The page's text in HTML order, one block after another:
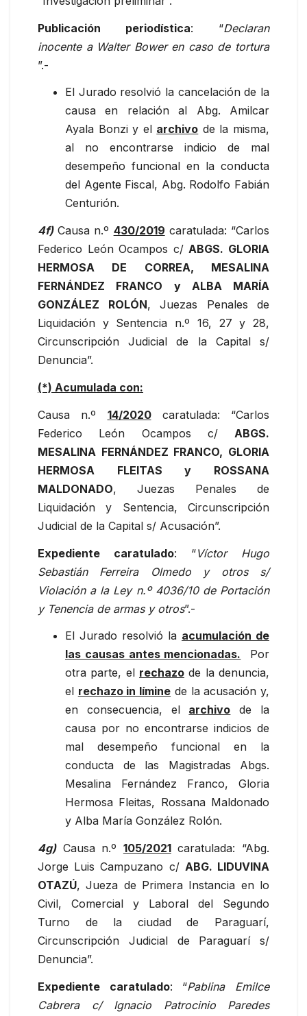
Publicación periodística: “Declaran
inocente a Walter Bower en caso de tortura
”.-
El Jurado resolvió la cancelación de la
causa en relación al Abg. Amilcar
Ayala Bonzi y el archivo de la misma,
al no encontrarse indicio de mal
desempeño funcional en la conducta
del Agente Fiscal, Abg. Rodolfo Fabián
Centurión.
4f)Causa n.º 430/2019 caratulada: “Carlos
Federico León Ocampos c/ABGS. GLORIA
HERMOSA DE CORREA, MESALINA
FERNÁNDEZ FRANCO y ALBA MARÍA
GONZÁLEZ ROLÓN, Juezas Penales de
Liquidación y Sentencia n.º 16, 27 y 28,
Circunscripción Judicial de la Capital s/
Denuncia”.
(*) Acumulada con:
Causa n.º 14/2020caratulada: “Carlos
Federico León Ocampos c/ ABGS.
MESALINA FERNÁNDEZ FRANCO, GLORIA
HERMOSA FLEITAS y ROSSANA
MALDONADO, Juezas Penales de
Liquidación y Sentencia, Circunscripción
Judicial de la Capital s/ Acusación”.
Expediente caratulado: “Víctor Hugo
Sebastián Ferreira Olmedo y otros s/
Violación a la Ley n.º 4036/10 de Portación
y Tenencia de armas y otros”.-
El Jurado resolvió la acumulación de
las causas antes mencionadas. Por
otra parte, el rechazo de la denuncia,
el rechazo in límine de la acusación y,
en consecuencia, el archivo de la
causa por no encontrarse indicios de
mal desempeño funcional en la
conducta de las Magistradas Abgs.
Mesalina Fernández Franco, Gloria
Hermosa Fleitas, Rossana Maldonado
y Alba María González Rolón.
4g)Causa n.º 105/2021caratulada: “Abg.
Jorge Luis Campuzano c/ ABG. LIDUVINA
OTAZÚ, Jueza de Primera Instancia en lo
Civil, Comercial y Laboral del Segundo
Turno de la ciudad de Paraguarí,
Circunscripción Judicial de Paraguarí s/
Denuncia”.
Expediente caratulado: “Pablina Emilce
Cabrera c/ Ignacio Patrocinio Paredes